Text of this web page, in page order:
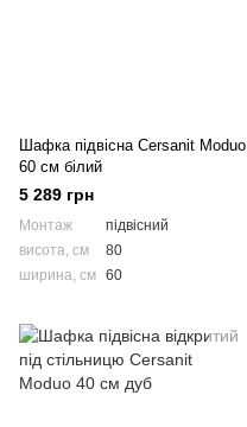
Шафка підвісна Cersanit Moduo
60 см білий
5 289 грн
Монтаж
підвісний
висота, см
80
ширина, см 60